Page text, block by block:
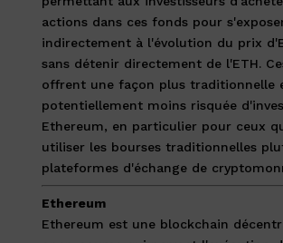
actions dans ces fonds pour
indirectement à l'évolution du prix
sans détenir directement de l'ETH.
offrent une façon plus traditionnelle
potentiellement moins risquée
Ethereum, en particulier pour ceux
utiliser les bourses traditionnelles
plateformes d'échange de
Ethereum
Ethereum est une blockchain